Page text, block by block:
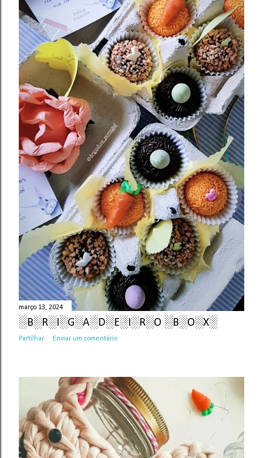
março 13, 2024
░B░R░I░G░A░D░E░I░R░O ░B░O░X░
Partilhar Enviar um comentário